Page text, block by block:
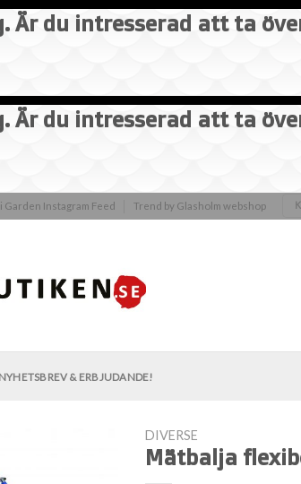
Är du intresserad att ta
Är du intresserad att ta
Garden Instagram Feed Trend by Glasholm webshop
NYHETSBREV & ERBJUDANDE!
DIVERSE
Mätbalja